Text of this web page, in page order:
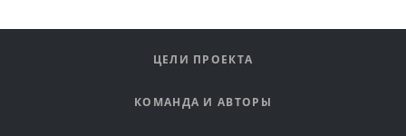
ЦЕЛИ ПРОЕКТА
КОМАНДА И АВТОРЫ